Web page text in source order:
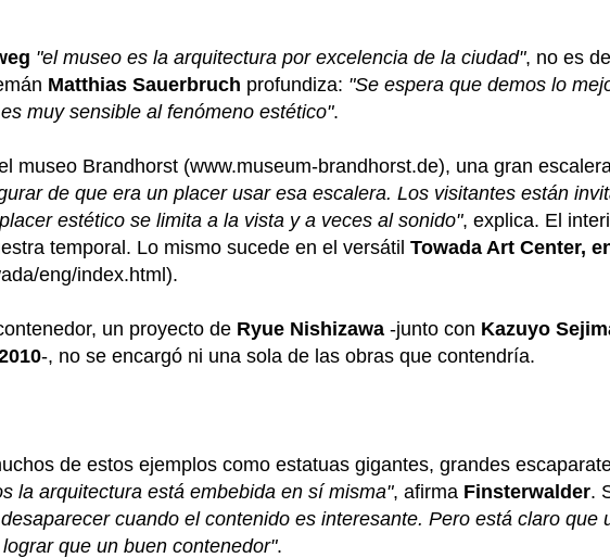
"el museo es la arquitectura por excelencia de la ciudad", no es
Matthias Sauerbruch profundiza: "Se espera que demos lo
muy sensible al fenómeno estético".
museo Brandhorst (www.museum-brandhorst.de), una gran
de que era un placer usar esa escalera. Los visitantes están
estético se limita a la vista y a veces al sonido", explica. El
temporal. Lo mismo sucede en el versátil Towada Art Center,
eng/index.html).
un proyecto de Ryue Nishizawa-junto con Kazuyo
-, no se encargó ni una sola de las obras que contendría.
de estos ejemplos como estatuas gigantes, grandes
la arquitectura está embebida en sí misma", afirma Finsterwalder.
cuando el contenido es interesante. Pero está claro que
que un buen contenedor".